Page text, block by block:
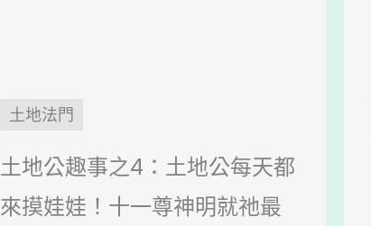
土地法門
土地公趣事之4：土地公每天都
來摸娃娃！十一尊神明就祂最